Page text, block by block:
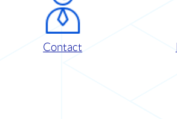
Contact